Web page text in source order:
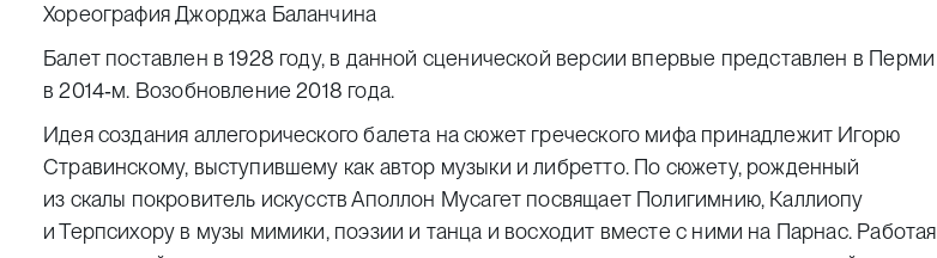
Хореография Джорджа Баланчина
Балет поставлен в 1928 году, в данной сценической версии впервые представлен в Перми
в 2014‑м. Возобновление 2018 года.
Идея создания аллегорического балета на сюжет греческого мифа принадлежит Игорю
Стравинскому, выступившему как автор музыки и либретто. По сюжету, рожденный
из скалы покровитель искусств Аполлон Мусагет посвящает Полигимнию, Каллиопу
и Терпсихору в музы мимики, поэзии и танца и восходит вместе с ними на Парнас. Работая